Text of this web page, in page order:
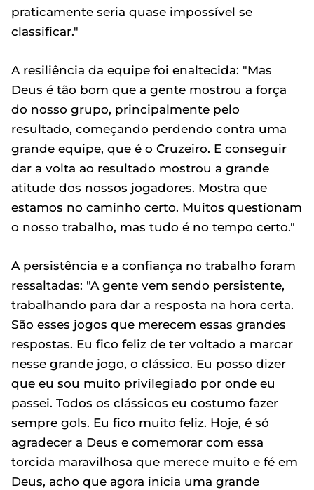
praticamente seria quase impossível se
classificar."
A resiliência da equipe foi enaltecida: "Mas
Deus é tão bom que a gente mostrou a força
do nosso grupo, principalmente pelo
resultado, começando perdendo contra uma
grande equipe, que é o Cruzeiro. E conseguir
dar a volta ao resultado mostrou a grande
atitude dos nossos jogadores. Mostra que
estamos no caminho certo. Muitos questionam
o nosso trabalho, mas tudo é no tempo certo."
A persistência e a confiança no trabalho foram
ressaltadas: "A gente vem sendo persistente,
trabalhando para dar a resposta na hora certa.
São esses jogos que merecem essas grandes
respostas. Eu fico feliz de ter voltado a marcar
nesse grande jogo, o clássico. Eu posso dizer
que eu sou muito privilegiado por onde eu
passei. Todos os clássicos eu costumo fazer
sempre gols. Eu fico muito feliz. Hoje, é só
agradecer a Deus e comemorar com essa
torcida maravilhosa que merece muito e fé em
Deus, acho que agora inicia uma grande